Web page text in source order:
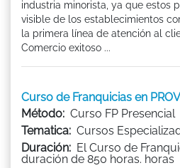
industria minorista, ya que estos
visible de los establecimientos
la primera línea de atención al
Comercio exitoso ...
Curso de Franquicias en
Método: Curso FP Presencial
Tematica: Cursos
Duración: El Curso de
duración de 850 horas. horas